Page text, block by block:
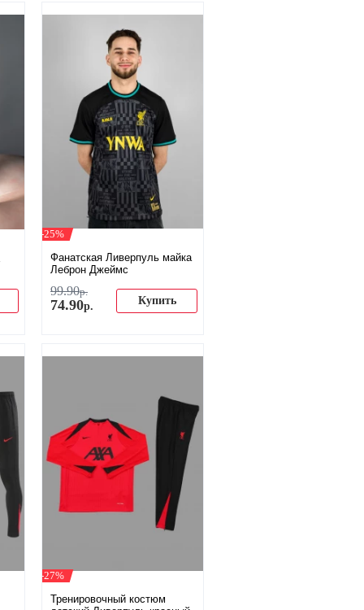
-25%
Фанатская Ливерпуль майка
Леброн Джеймс
99.90р.
74.90р. Купить
-27%
Тренировочный костюм